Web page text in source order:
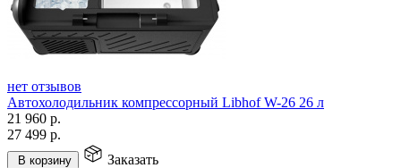
нет отзывов
Автохолодильник компрессорный Libhof W-26 26 л
21 960 р.
27 499 р.
В корзину Заказать